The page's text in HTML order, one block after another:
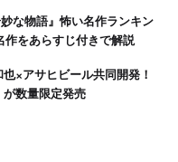
をあらすじ付きで解説
が数量限定発売